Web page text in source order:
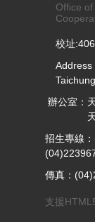
Office
校址
Address
辦公室：
天機教
招生專線
傳真：
支援